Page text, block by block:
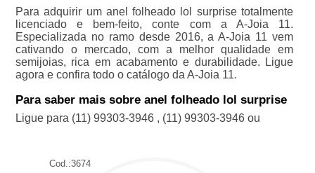
Para adquirir um anel folheado lol surprise totalmente
licenciado e bem-feito, conte com a A-Joia 11.
Especializada no ramo desde 2016, a A-Joia 11 vem
cativando o mercado, com a melhor qualidade em
semijoias, rica em acabamento e durabilidade. Ligue
agora e confira todo o catálogo da A-Joia 11.
Para saber mais sobre anel folheado lol surprise
Ligue para (11) 99303-3946, (11) 99303-3946ou
Cod.:3674